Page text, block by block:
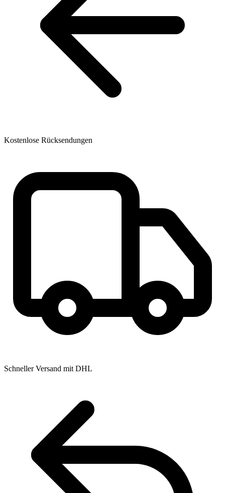
Kostenlose Rücksendungen
Schneller Versand mit DHL